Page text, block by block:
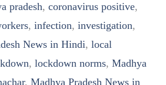
pradesh, coronavirus positive,
, infection, investigation,
News in Hindi, local
, lockdown norms, Madhya
, Madhya Pradesh News in